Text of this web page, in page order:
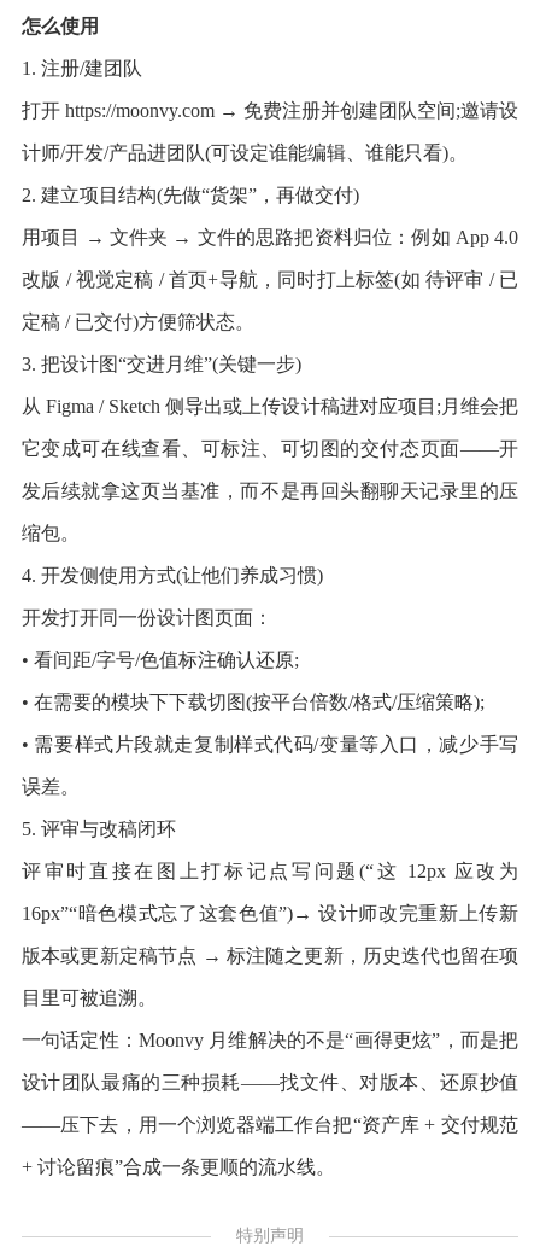
怎么使用
1. 注册/建团队
打开 https://moonvy.com → 免费注册并创建团队空间;邀请设
计师/开发/产品进团队(可设定谁能编辑、谁能只看)。
2. 建立项目结构(先做“货架”，再做交付)
用项目 → 文件夹 → 文件的思路把资料归位：例如 App 4.0
改版 / 视觉定稿 / 首页+导航，同时打上标签(如 待评审 / 已
定稿 / 已交付)方便筛状态。
3. 把设计图“交进月维”(关键一步)
从 Figma / Sketch 侧导出或上传设计稿进对应项目;月维会把
它变成可在线查看、可标注、可切图的交付态页面——开
发后续就拿这页当基准，而不是再回头翻聊天记录里的压
缩包。
4. 开发侧使用方式(让他们养成习惯)
开发打开同一份设计图页面：
• 看间距/字号/色值标注确认还原;
• 在需要的模块下下载切图(按平台倍数/格式/压缩策略);
• 需要样式片段就走复制样式代码/变量等入口，减少手写
误差。
5. 评审与改稿闭环
评审时直接在图上打标记点写问题(“这 12px 应改为
16px”“暗色模式忘了这套色值”)→ 设计师改完重新上传新
版本或更新定稿节点 → 标注随之更新，历史迭代也留在项
目里可被追溯。
一句话定性：Moonvy 月维解决的不是“画得更炫”，而是把
设计团队最痛的三种损耗——找文件、对版本、还原抄值
——压下去，用一个浏览器端工作台把“资产库 + 交付规范
+ 讨论留痕”合成一条更顺的流水线。
特别声明